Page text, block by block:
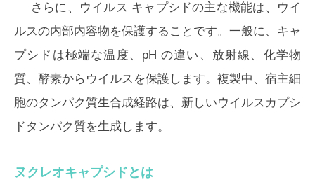
さらに、ウイルス キャプシドの主な機能は、ウイ
ルスの内部内容物を保護することです。一般に、キャ
プシドは極端な温度、pH の違い、放射線、化学物
質、酵素からウイルスを保護します。複製中、宿主細
胞のタンパク質生合成経路は、新しいウイルスカプシ
ドタンパク質を生成します。
ヌクレオキャプシドとは